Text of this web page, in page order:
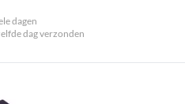
dagen
dag verzonden